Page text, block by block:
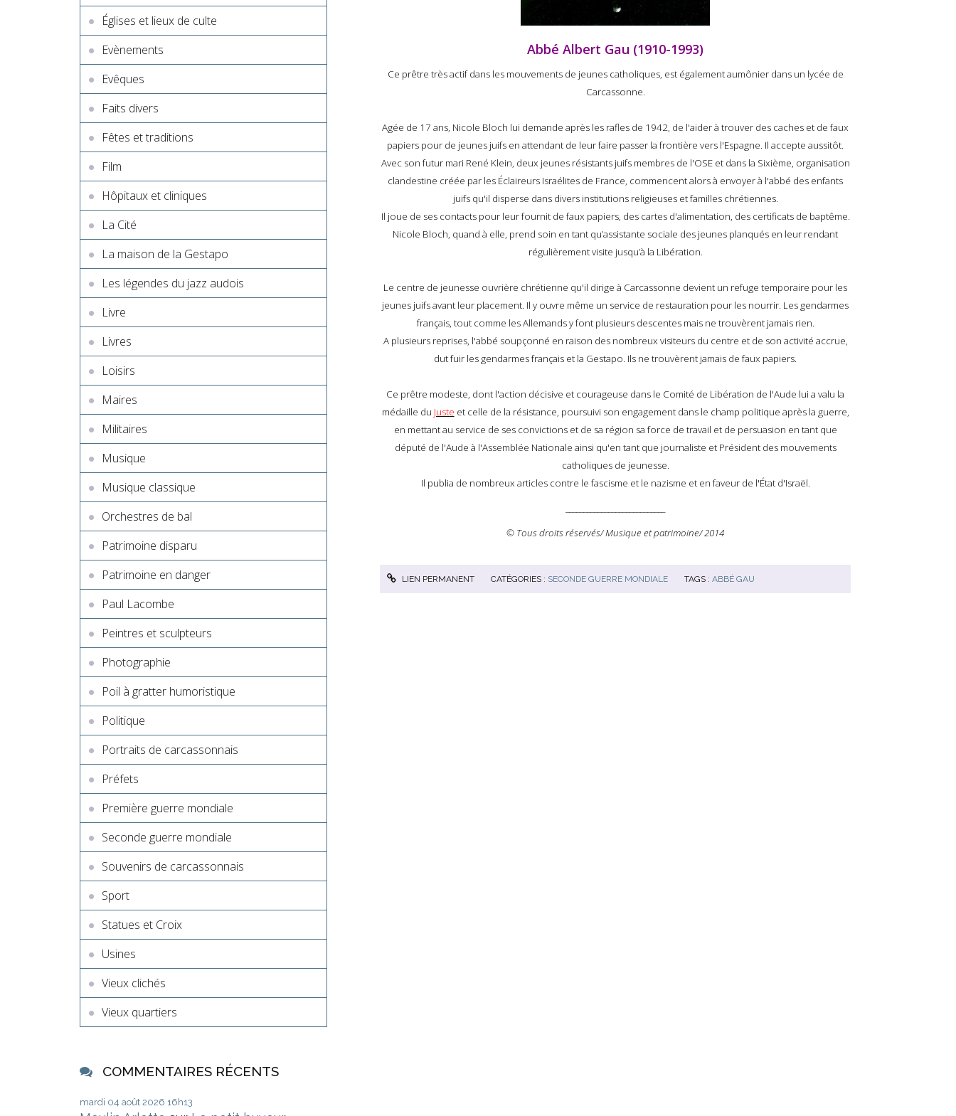
Églises et lieux de culte
Evènements
Evêques
Faits divers
Fêtes et traditions
Film
Hôpitaux et cliniques
La Cité
La maison de la Gestapo
Les légendes du jazz audois
Livre
Livres
Loisirs
Maires
Militaires
Musique
Musique classique
Orchestres de bal
Patrimoine disparu
Patrimoine en danger
Paul Lacombe
Peintres et sculpteurs
Photographie
Poil à gratter humoristique
Politique
Portraits de carcassonnais
Préfets
Première guerre mondiale
Seconde guerre mondiale
Souvenirs de carcassonnais
Sport
Statues et Croix
Usines
Vieux clichés
Vieux quartiers
COMMENTAIRES RÉCENTS
mardi 04 août 2026 16h13
Abbé Albert Gau (1910-1993)
Ce prêtre très actif dans les mouvements de jeunes catholiques, est également aumônier dans un lycée de
Carcassonne.
Agée de 17 ans, Nicole Bloch lui demande après les rafles de 1942, de l'aider à trouver des caches et de faux
papiers pour de jeunes juifs en attendant de leur faire passer la frontière vers l'Espagne. Il accepte aussitôt.
Avec son futur mari René Klein, deux jeunes résistants juifs membres de l'OSE et dans la Sixième, organisation
clandestine créée par les Éclaireurs Israélites de France, commencent alors à envoyer à l'abbé des enfants
juifs qu'il disperse dans divers institutions religieuses et familles chrétiennes.
Il joue de ses contacts pour leur fournit de faux papiers, des cartes d'alimentation, des certificats de baptême.
Nicole Bloch, quand à elle, prend soin en tant qu’assistante sociale des jeunes planqués en leur rendant
régulièrement visite jusqu’à la Libération.
Le centre de jeunesse ouvrière chrétienne qu'il dirige à Carcassonne devient un refuge temporaire pour les
jeunes juifs avant leur placement. Il y ouvre même un service de restauration pour les nourrir. Les gendarmes
français, tout comme les Allemands y font plusieurs descentes mais ne trouvèrent jamais rien.
A plusieurs reprises, l'abbé soupçonné en raison des nombreux visiteurs du centre et de son activité accrue,
dut fuir les gendarmes français et la Gestapo. Ils ne trouvèrent jamais de faux papiers.
Ce prêtre modeste, dont l'action décisive et courageuse dans le Comité de Libération de l'Aude lui a valu la
médaille du Juste et celle de la résistance, poursuivi son engagement dans le champ politique après la guerre,
en mettant au service de ses convictions et de sa région sa force de travail et de persuasion en tant que
député de l'Aude à l'Assemblée Nationale ainsi qu'en tant que journaliste et Président des mouvements
catholiques de jeunesse.
Il publia de nombreux articles contre le fascisme et le nazisme et en faveur de l'État d'Israël.
© Tous droits réservés/ Musique et patrimoine/ 2014
LIEN PERMANENT CATÉGORIES : SECONDE GUERRE MONDIALE TAGS : ABBÉ GAU